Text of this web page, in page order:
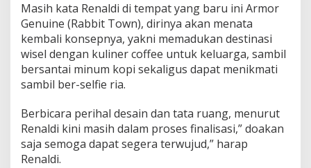
Masih kata Renaldi di tempat yang baru ini Armor
Genuine (Rabbit Town), dirinya akan menata
kembali konsepnya, yakni memadukan destinasi
wisel dengan kuliner coffee untuk keluarga, sambil
bersantai minum kopi sekaligus dapat menikmati
sambil ber-selfie ria.
Berbicara perihal desain dan tata ruang, menurut
Renaldi kini masih dalam proses finalisasi,” doakan
saja semoga dapat segera terwujud,” harap
Renaldi.